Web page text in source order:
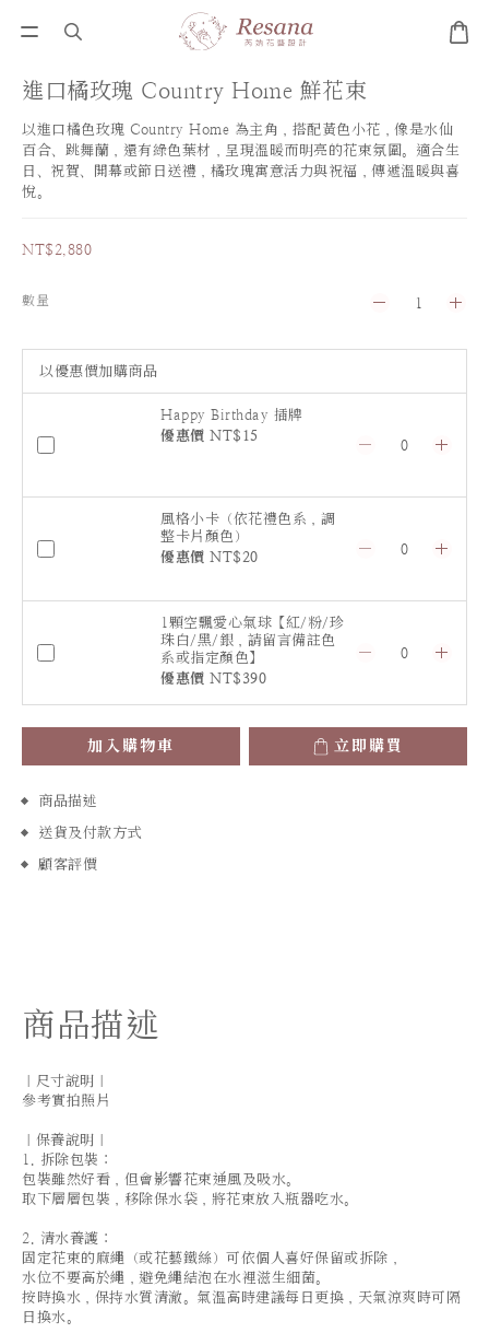
進口橘玫瑰 Country Home 鮮花束
以進口橘色玫瑰 Country Home 為主角，搭配黃色小花，像是水仙
百合、跳舞蘭，還有綠色葉材，呈現溫暖而明亮的花束氛圍。適合生
日、祝賀、開幕或節日送禮，橘玫瑰寓意活力與祝福，傳遞溫暖與喜
悅。
NT$2,880
數量
以優惠價加購商品
Happy Birthday 插牌
優惠價 NT$15
風格小卡（依花禮色系，調
整卡片顏色）
優惠價 NT$20
1顆空飄愛心氣球【紅/粉/珍
珠白/黑/銀，請留言備註色
系或指定顏色】
優惠價 NT$390
加入購物車 立即購買
商品描述
送貨及付款方式
顧客評價
商品描述
｜尺寸說明｜
參考實拍照片
｜保養說明｜
1. 拆除包裝：
包裝雖然好看，但會影響花束通風及吸水。
取下層層包裝，移除保水袋，將花束放入瓶器吃水。
2. 清水養護：
固定花束的麻繩（或花藝鐵絲）可依個人喜好保留或拆除，
水位不要高於繩，避免繩結泡在水裡滋生細菌。
按時換水，保持水質清澈。氣溫高時建議每日更換，天氣涼爽時可隔
日換水。